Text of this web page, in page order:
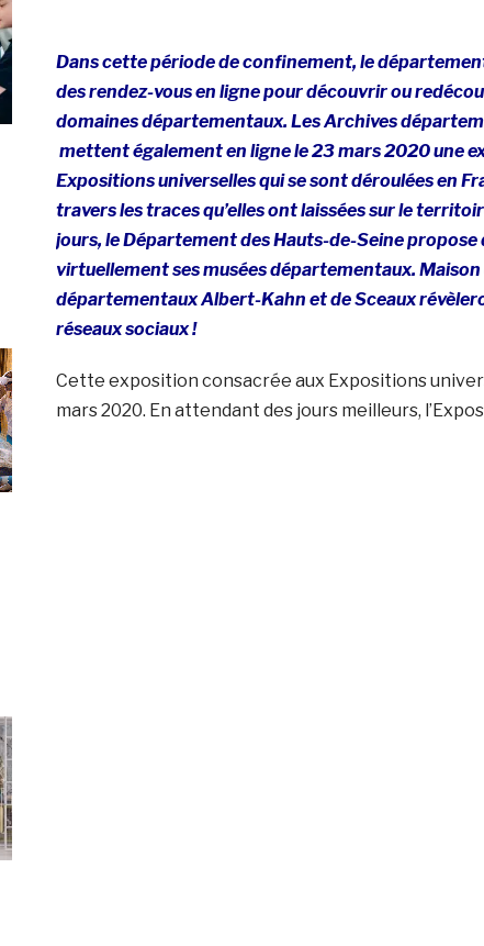
Dans cette période de confinement, le
des rendez-vous en ligne pour découvrir ou
domaines départementaux. Les Archives
mettent également en ligne le 23 mars 2020 une
Expositions universelles qui se sont déroulées en
travers les traces qu’elles ont laissées sur le
jours, le Département des Hauts-de-Seine
virtuellement ses musées départementaux.
départementaux Albert-Kahn et de Sceaux
réseaux sociaux !
Cette exposition consacrée aux Expositions
mars 2020. En attendant des jours meilleurs,